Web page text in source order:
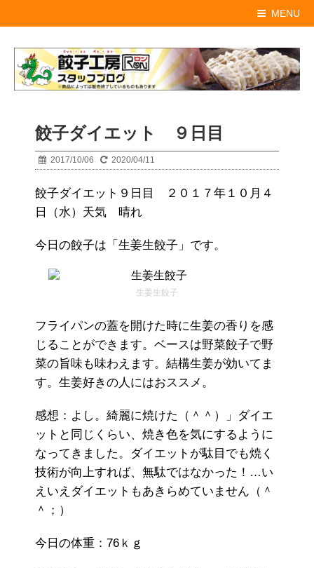
MENU
餃子ダイエット ９日目
2017/10/06 2020/04/11
餃子ダイエット９日目 ２０１７年１０月４
日（水）天気 晴れ
今日の餃子は「生姜生餃子」です。
生姜生餃子
フライパンの蓋を開けた時に生姜の香りを感
じることができます。ベースは野菜餃子で野
菜の旨味も味わえます。結構生姜が効いてま
す。生姜好きの人にはおススメ。
感想：よし。綺麗に焼けた（＾＾）」ダイエ
ットと同じくらい、焼き色を気にするように
なってきました。ダイエットが駄目でも焼く
技術が向上すれば、無駄ではなかった！…い
えいえダイエットもあきらめていません（＾
＾；）
今日の体重：76ｋｇ